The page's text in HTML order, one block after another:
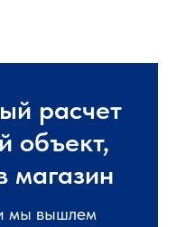
расчет
объект,
магазин
мы вышлем